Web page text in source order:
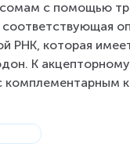
с по­мо­щью
со­от­вет­ству­ю­щая
РНК, ко­то­рая
К
ком­пле­мен­тар­ным